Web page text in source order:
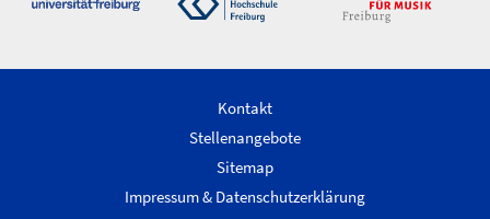
Kontakt
Stellenangebote
Sitemap
Impressum & Datenschutzerklärung